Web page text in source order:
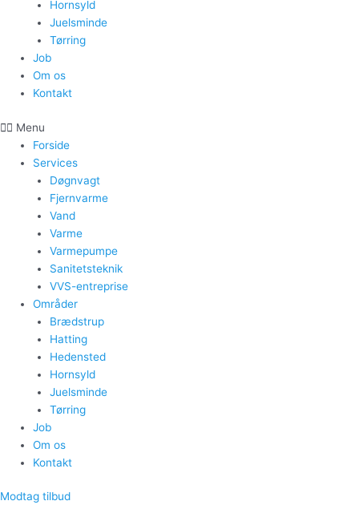
Hornsyld
Juelsminde
Tørring
Job
Om os
Kontakt
Menu
Forside
Services
Døgnvagt
Fjernvarme
Vand
Varme
Varmepumpe
Sanitetsteknik
VVS-entreprise
Områder
Brædstrup
Hatting
Hedensted
Hornsyld
Juelsminde
Tørring
Job
Om os
Kontakt
Modtag tilbud